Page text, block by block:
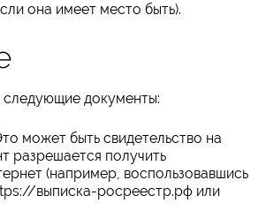
она имеет место быть).
документы:
может быть свидетельство на
разрешается получить
(например, воспользовавшись
выписка-росреестр.рф или